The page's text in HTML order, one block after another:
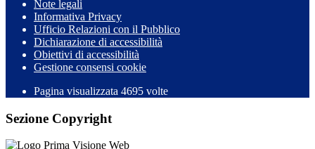
Note legali
Informativa Privacy
Ufficio Relazioni con il Pubblico
Dichiarazione di accessibilità
Obiettivi di accessibilità
Gestione consensi cookie
Pagina visualizzata 4695 volte
Sezione Copyright